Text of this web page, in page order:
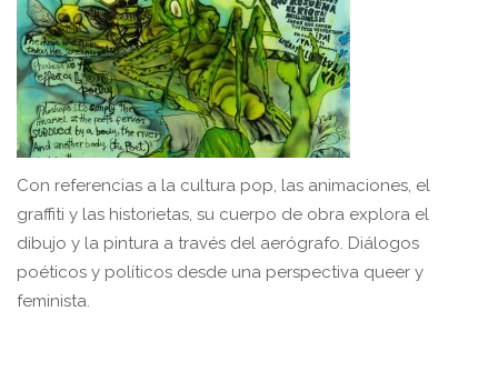
Con referencias a la cultura pop, las animaciones, el
graffiti y las historietas, su cuerpo de obra explora el
dibujo y la pintura a través del aerógrafo. Diálogos
poéticos y políticos desde una perspectiva queer y
feminista.